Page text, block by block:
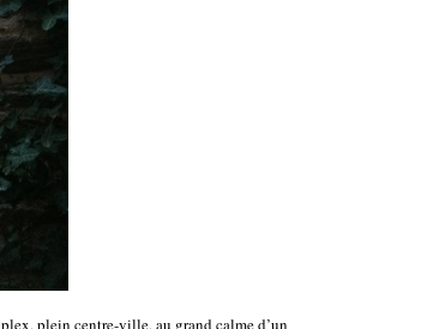
plein centre-ville, au grand calme d’un